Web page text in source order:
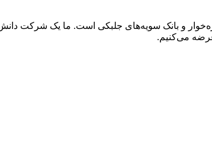
و بانک سویه‌های جلبکی است. ما یک شرکت
می‌کنیم.